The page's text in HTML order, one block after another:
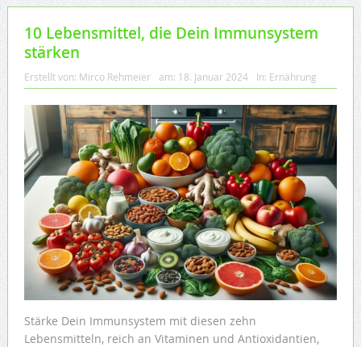
10 Lebensmittel, die Dein Immunsystem
stärken
Erstellt von: Mirco Rehmeier am: 18. Januar 2024 In: Ernährung
Stärke Dein Immunsystem mit diesen zehn
Lebensmitteln, reich an Vitaminen und Antioxidantien,